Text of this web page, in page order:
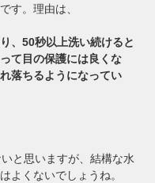
す。理由は、
、50秒以上洗い続けると
て目の保護には良くな
落ちるようになってい
と思いますが、結構な水
よくないでしょうね。